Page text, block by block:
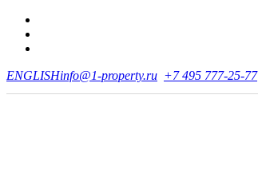
ENGLISHinfo@1-property.ru +7 495 777-25-77